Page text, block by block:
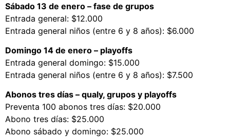
Sábado 13 de enero – fase de grupos
Entrada general: $12.000
Entrada general niños (entre 6 y 8 años): $6.000
Domingo 14 de enero – playoffs
Entrada general domingo: $15.000
Entrada general niños (entre 6 y 8 años): $7.500
Abonos tres días – qualy, grupos y playoffs
Preventa 100 abonos tres días: $20.000
Abono tres días: $25.000
Abono sábado y domingo: $25.000